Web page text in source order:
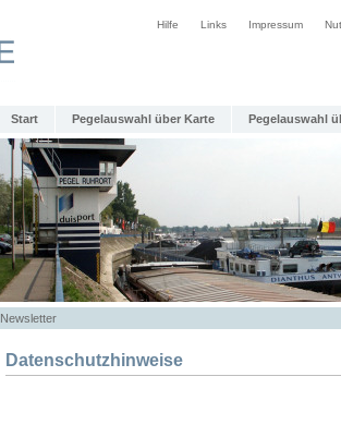
Hilfe Links Impressum
Start Pegelauswahl über Karte Pegelauswahl
Newsletter
Datenschutzhinweise